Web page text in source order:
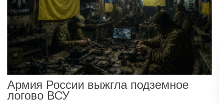
Армия России выжгла подземное
логово ВСУ